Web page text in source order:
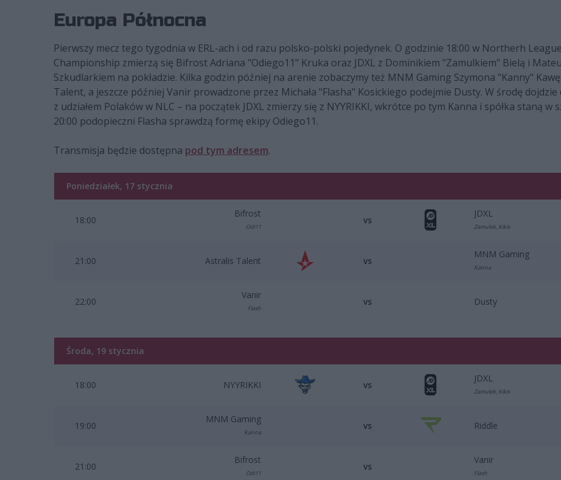
Europa Północna
Pierwszy mecz tego tygodnia w ERL-ach i od razu polsko-polski pojedynek. O godzinie 18:00 w Northerh
Championship zmierzą się Bifrost Adriana "Odiego11" Kruka oraz JDXL z Dominikiem "Zamulkiem" Bielą i
Szkudlarkiem na pokładzie. Kilka godzin później na arenie zobaczymy też MNM Gaming Szymona "Kanny"
Talent, a jeszcze później Vanir prowadzone przez Michała "Flasha" Kosickiego podejmie Dusty. W środę
z udziałem Polaków w NLC – na początek JDXL zmierzy się z NYYRIKKI, wkrótce po tym Kanna i spółka staną w
20:00 podopieczni Flasha sprawdzą formę ekipy Odiego11.
Transmisja będzie dostępna pod tym adresem.
Poniedziałek, 17 stycznia
18:00
Bifrost
Odi11
vs
⁠JDXL
Zamulek, Kikis
21:00 Astralis Talent vs
⁠MNM Gaming⁠
Kanna
22:00
Vanir
Flash
vs Dusty
Środa, 19 stycznia
18:00 ⁠NYYRIKKI vs
JDXL
Zamulek, Kikis
19:00
MNM Gaming⁠
Kanna
vs Riddle
21:00
Bifrost
Odi11
vs
Vanir
Flash